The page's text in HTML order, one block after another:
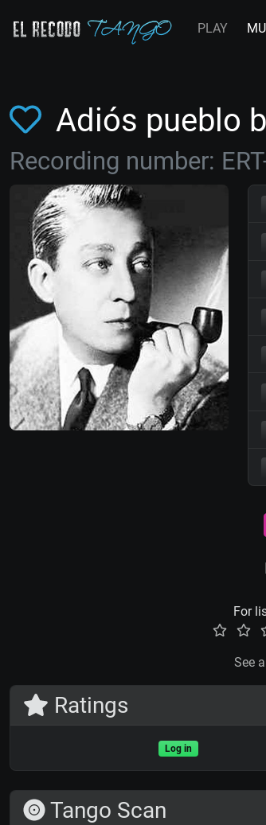
PLAY
Adiós pueblo
Recording number:
For
See
Ratings
Log in
Tango Scan